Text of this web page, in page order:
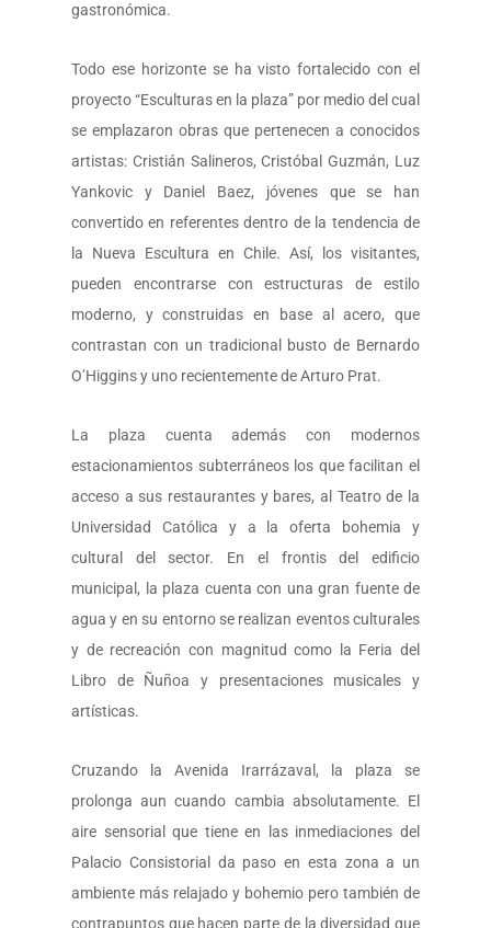
gastronómica.
Todo ese horizonte se ha visto fortalecido con el
proyecto “Esculturas en la plaza” por medio del cual
se emplazaron obras que pertenecen a conocidos
artistas: Cristián Salineros, Cristóbal Guzmán, Luz
Yankovic y Daniel Baez, jóvenes que se han
convertido en referentes dentro de la tendencia de
la Nueva Escultura en Chile. Así, los visitantes,
pueden encontrarse con estructuras de estilo
moderno, y construidas en base al acero, que
contrastan con un tradicional busto de Bernardo
O’Higgins y uno recientemente de Arturo Prat.
La plaza cuenta además con modernos
estacionamientos subterráneos los que facilitan el
acceso a sus restaurantes y bares, al Teatro de la
Universidad Católica y a la oferta bohemia y
cultural del sector. En el frontis del edificio
municipal, la plaza cuenta con una gran fuente de
agua y en su entorno se realizan eventos culturales
y de recreación con magnitud como la Feria del
Libro de Ñuñoa y presentaciones musicales y
artísticas.
Cruzando la Avenida Irarrázaval, la plaza se
prolonga aun cuando cambia absolutamente. El
aire sensorial que tiene en las inmediaciones del
Palacio Consistorial da paso en esta zona a un
ambiente más relajado y bohemio pero también de
contrapuntos que hacen parte de la diversidad que